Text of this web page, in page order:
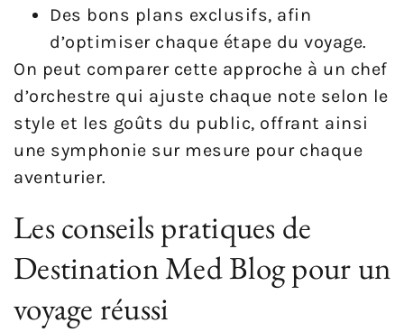
Des bons plans exclusifs, afin
d’optimiser chaque étape du voyage.
On peut comparer cette approche à un chef
d’orchestre qui ajuste chaque note selon le
style et les goûts du public, offrant ainsi
une symphonie sur mesure pour chaque
aventurier.
Les conseils pratiques de
Destination Med Blog pour un
voyage réussi